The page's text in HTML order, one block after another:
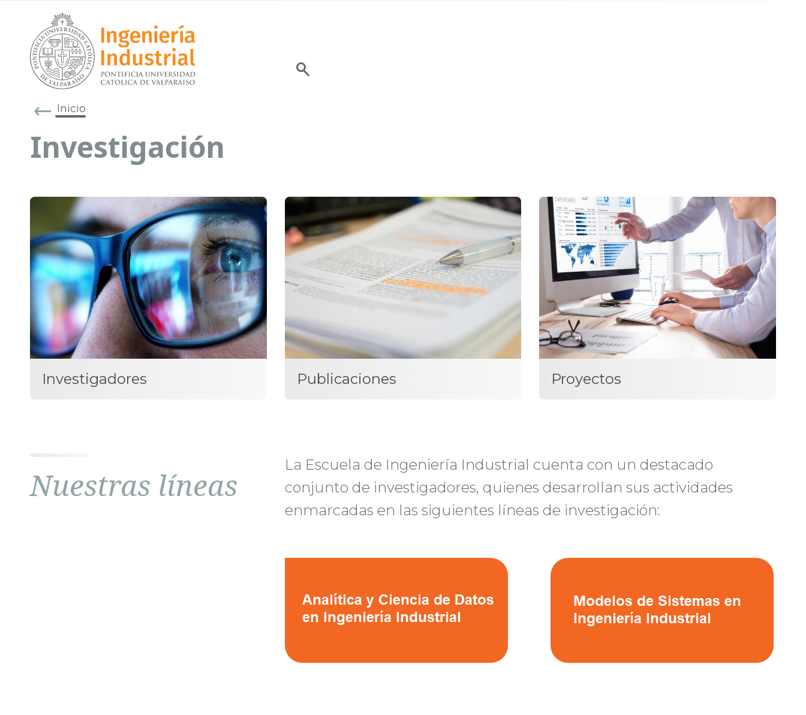
Inicio
Investigación
Investigadores Publicaciones Proyectos
Nuestras líneas
La Escuela de Ingeniería Industrial cuenta con un destacado
conjunto de investigadores, quienes desarrollan sus actividades
enmarcadas en las siguientes líneas de investigación: